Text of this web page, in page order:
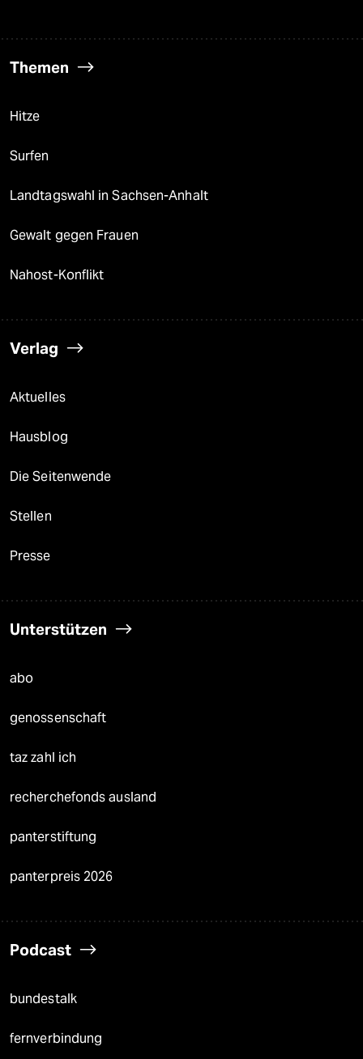
Themen
Hitze
Surfen
Landtagswahl in Sachsen-Anhalt
Gewalt gegen Frauen
Nahost-Konflikt
Verlag
Aktuelles
Hausblog
Die Seitenwende
Stellen
Presse
Unterstützen
abo
genossenschaft
taz zahl ich
recherchefonds ausland
panterstiftung
panterpreis 2026
Podcast
bundestalk
fernverbindung